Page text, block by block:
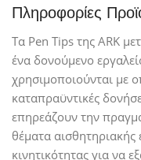
Πληροφορίες
Τα Pen Tips της ARK
ένα δονούμενο
χρησιμοποιούνται με
καταπραϋντικές
επηρεάζουν την
θέματα αισθητηριακής
κινητικότητας για να